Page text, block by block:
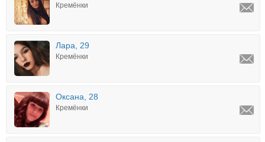
Кремёнки
Лара, 29
Кремёнки
Оксана, 28
Кремёнки